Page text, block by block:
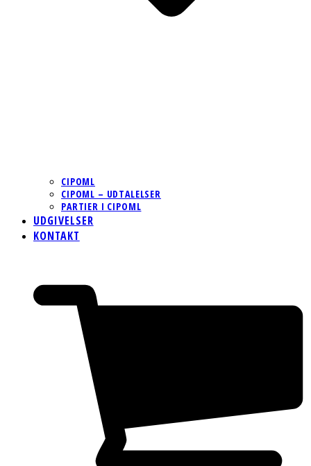
CIPOML
CIPOML – UDTALELSER
PARTIER I CIPOML
UDGIVELSER
KONTAKT